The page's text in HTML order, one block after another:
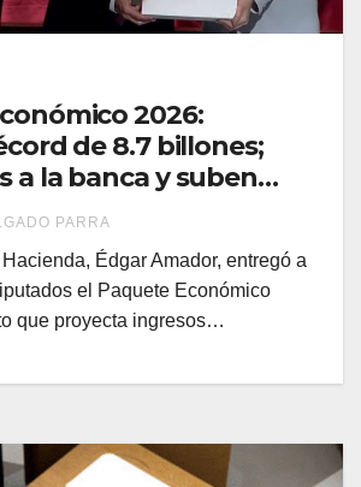
2026:
de 8.7 billones;
a la banca y suben
refrescos y cigarros
PARRA
Édgar Amador, entregó a
el Paquete Económico
que proyecta ingresos…